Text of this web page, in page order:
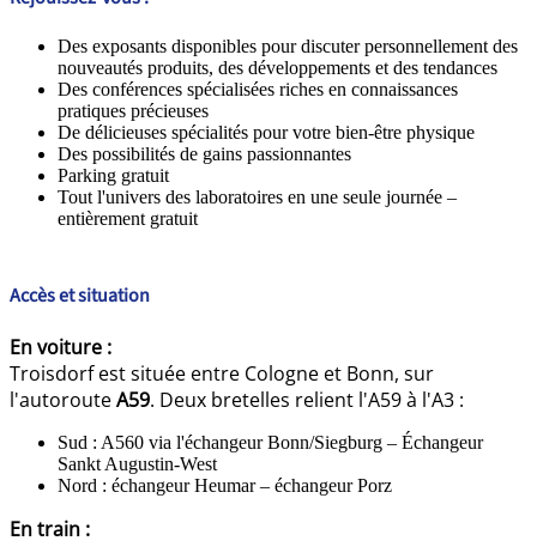
Des exposants disponibles pour discuter personnellement des
nouveautés produits, des développements et des tendances
Des conférences spécialisées riches en connaissances
pratiques précieuses
De délicieuses spécialités pour votre bien-être physique
Des possibilités de gains passionnantes
Parking gratuit
Tout l'univers des laboratoires en une seule journée –
entièrement gratuit
Accès et situation
En voiture :
Troisdorf est située entre Cologne et Bonn, sur
l'autorouteA59. Deux bretelles relient l'A59 à l'A3 :
Sud : A560 via l'échangeur Bonn/Siegburg – Échangeur
Sankt Augustin-West
Nord : échangeur Heumar – échangeur Porz
En train :